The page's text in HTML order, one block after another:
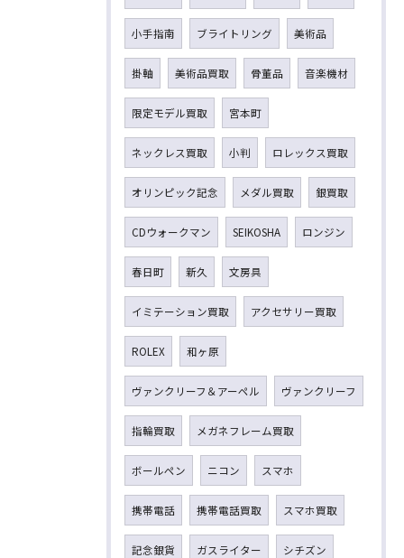
小手指南 ブライトリング 美術品
掛軸 美術品買取 骨董品 音楽機材
限定モデル買取 宮本町
ネックレス買取 小判 ロレックス買取
オリンピック記念 メダル買取 銀買取
CDウォークマン SEIKOSHA ロンジン
春日町 新久 文房具
イミテーション買取 アクセサリー買取
ROLEX 和ヶ原
ヴァンクリーフ＆アーペル ヴァンクリーフ
指輪買取 メガネフレーム買取
ボールペン ニコン スマホ
携帯電話 携帯電話買取 スマホ買取
記念銀貨 ガスライター シチズン